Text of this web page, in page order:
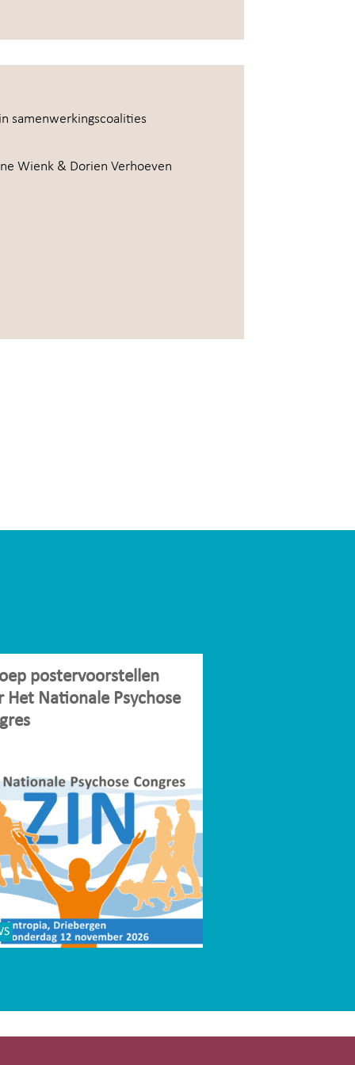
samenwerkingscoalities
Wienk & Dorien Verhoeven
postervoorstellen
Het Nationale Psychose